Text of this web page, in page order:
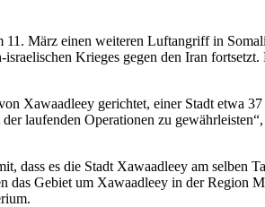
März einen weiteren Luftangriff in
Krieges gegen den Iran
Xawaadleey gerichtet, einer Stadt etwa
laufenden Operationen zu
dass es die Stadt Xawaadleey am selben
das Gebiet um Xawaadleey in der Region